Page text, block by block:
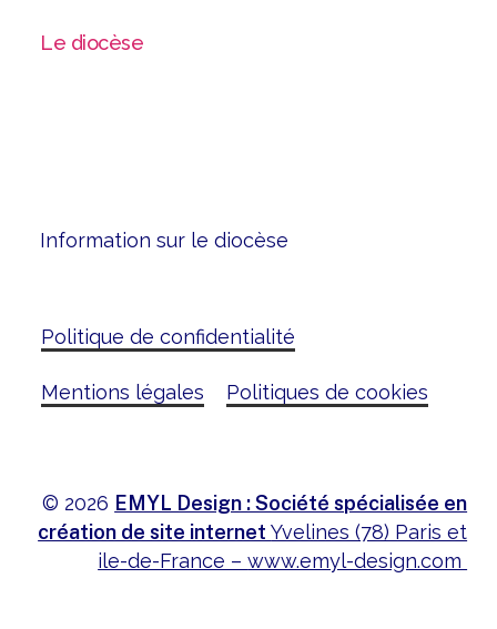
Le diocèse
Information sur le diocèse
Politique de confidentialité
Mentions légales Politiques de cookies
© 2026 EMYL Design : Société spécialisée en
création de site internetYvelines (78) Paris et
ile-de-France –www.emyl-design.com